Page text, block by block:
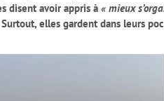
disent avoir appris à « mieux
Surtout, elles gardent dans leurs